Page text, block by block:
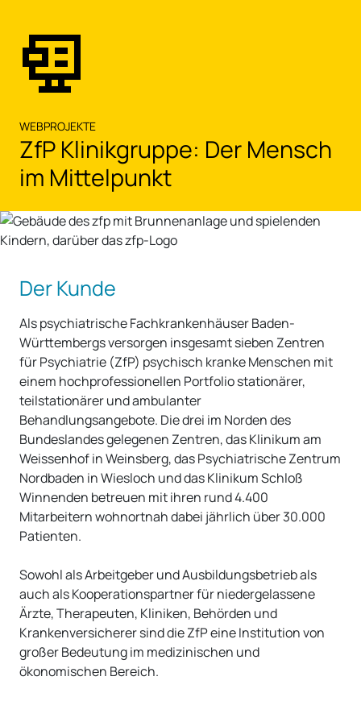
WEBPROJEKTE
ZfP Klinikgruppe: Der Mensch
im Mittelpunkt
Der Kunde
Als psychiatrische Fachkrankenhäuser Baden-
Württembergs versorgen insgesamt sieben Zentren
für Psychiatrie (ZfP) psychisch kranke Menschen mit
einem hochprofessionellen Portfolio stationärer,
teilstationärer und ambulanter
Behandlungsangebote. Die drei im Norden des
Bundeslandes gelegenen Zentren, das Klinikum am
Weissenhof in Weinsberg, das Psychiatrische Zentrum
Nordbaden in Wiesloch und das Klinikum Schloß
Winnenden betreuen mit ihren rund 4.400
Mitarbeitern wohnortnah dabei jährlich über 30.000
Patienten.
Sowohl als Arbeitgeber und Ausbildungsbetrieb als
auch als Kooperationspartner für niedergelassene
Ärzte, Therapeuten, Kliniken, Behörden und
Krankenversicherer sind die ZfP eine Institution von
großer Bedeutung im medizinischen und
ökonomischen Bereich.